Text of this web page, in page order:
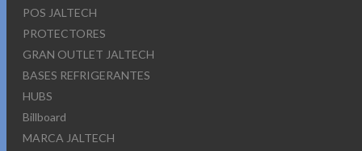
POS JALTECH
PROTECTORES
GRAN OUTLET JALTECH
BASES REFRIGERANTES
HUBS
Billboard
MARCA JALTECH